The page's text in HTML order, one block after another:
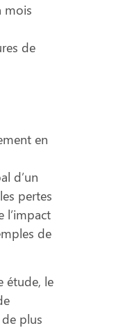
mois
de
en
d’un
pertes
l’impact
de
étude, le
plus